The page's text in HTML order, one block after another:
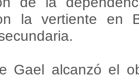
la vertiente en
Gael alcanzó el